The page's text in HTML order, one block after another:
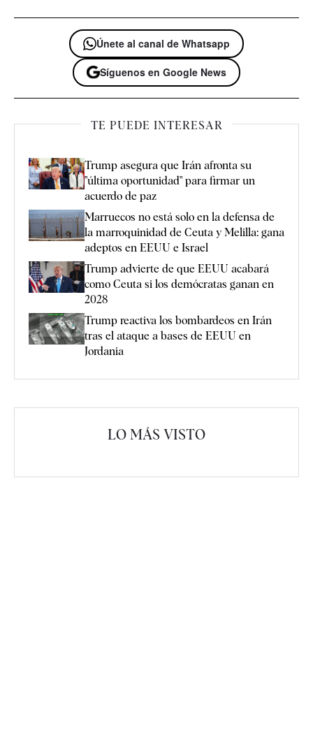
Únete al canal de Whatsapp
Síguenos en Google News
TE PUEDE INTERESAR
Trump asegura que Irán afronta su
"última oportunidad" para firmar un
acuerdo de paz
Marruecos no está solo en la defensa de
la marroquinidad de Ceuta y Melilla: gana
adeptos en EEUU e Israel
Trump advierte de que EEUU acabará
como Ceuta si los demócratas ganan en
2028
Trump reactiva los bombardeos en Irán
tras el ataque a bases de EEUU en
Jordania
LO MÁS VISTO